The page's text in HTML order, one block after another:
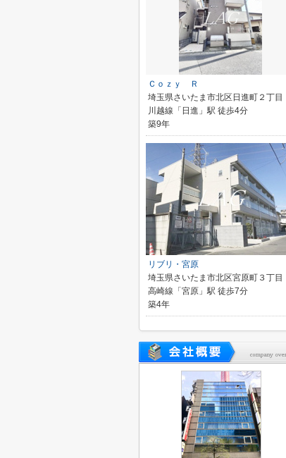
Ｃｏｚｙ Ｒ
埼玉県さいたま市北区日進町２丁目
川越線「日進」駅 徒歩4分
築9年
リブリ・宮原
埼玉県さいたま市北区宮原町３丁目
高崎線「宮原」駅 徒歩7分
築4年